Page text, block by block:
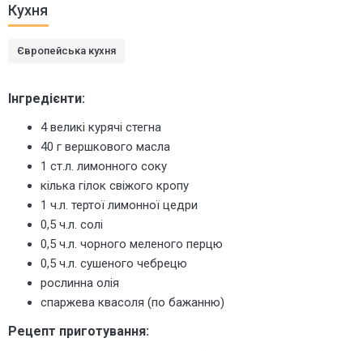
Кухня
Європейська кухня
Інгредієнти:
4 великі курячі стегна
40 г вершкового масла
1 ст.л. лимонного соку
кілька гілок свіжого кропу
1 ч.л. тертої лимонної цедри
0,5 ч.л. солі
0,5 ч.л. чорного меленого перцю
0,5 ч.л. сушеного чебрецю
рослинна олія
спаржева квасоля (по бажанню)
Рецепт приготування: